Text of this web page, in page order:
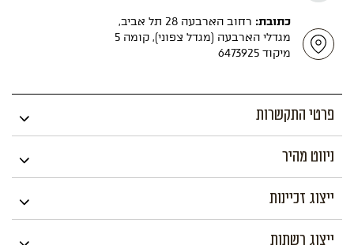
כתובת: רחוב הארבעה 28 תל אביב,
מגדלי הארבעה (מגדל צפוני), קומה 5
מיקוד 6473925
פרטי התקשרות
ניווט מהיר
ייצוג זכיינות
ייצוג רשתות